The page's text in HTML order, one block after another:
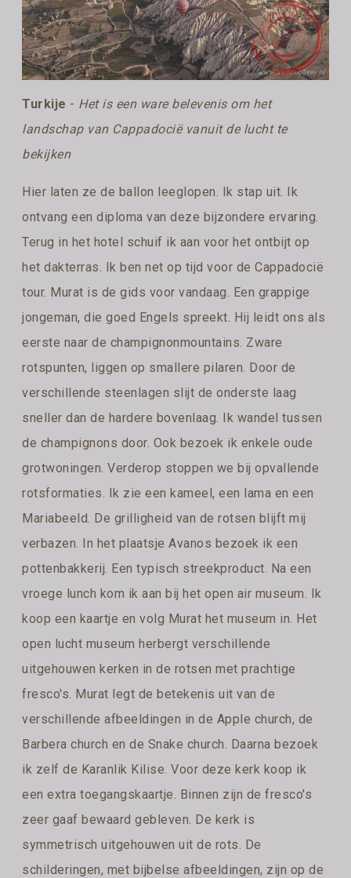
Turkije - Het is een ware belevenis om het
landschap van Cappadocië vanuit de lucht te
bekijken
Hier laten ze de ballon leeglopen. Ik stap uit. Ik
ontvang een diploma van deze bijzondere ervaring.
Terug in het hotel schuif ik aan voor het ontbijt op
het dakterras. Ik ben net op tijd voor de Cappadocië
tour. Murat is de gids voor vandaag. Een grappige
jongeman, die goed Engels spreekt. Hij leidt ons als
eerste naar de champignonmountains. Zware
rotspunten, liggen op smallere pilaren. Door de
verschillende steenlagen slijt de onderste laag
sneller dan de hardere bovenlaag. Ik wandel tussen
de champignons door. Ook bezoek ik enkele oude
grotwoningen. Verderop stoppen we bij opvallende
rotsformaties. Ik zie een kameel, een lama en een
Mariabeeld. De grilligheid van de rotsen blijft mij
verbazen. In het plaatsje Avanos bezoek ik een
pottenbakkerij. Een typisch streekproduct. Na een
vroege lunch kom ik aan bij het open air museum. Ik
koop een kaartje en volg Murat het museum in. Het
open lucht museum herbergt verschillende
uitgehouwen kerken in de rotsen met prachtige
fresco's. Murat legt de betekenis uit van de
verschillende afbeeldingen in de Apple church, de
Barbera church en de Snake church. Daarna bezoek
ik zelf de Karanlik Kilise. Voor deze kerk koop ik
een extra toegangskaartje. Binnen zijn de fresco's
zeer gaaf bewaard gebleven. De kerk is
symmetrisch uitgehouwen uit de rots. De
schilderingen, met bijbelse afbeeldingen, zijn op de